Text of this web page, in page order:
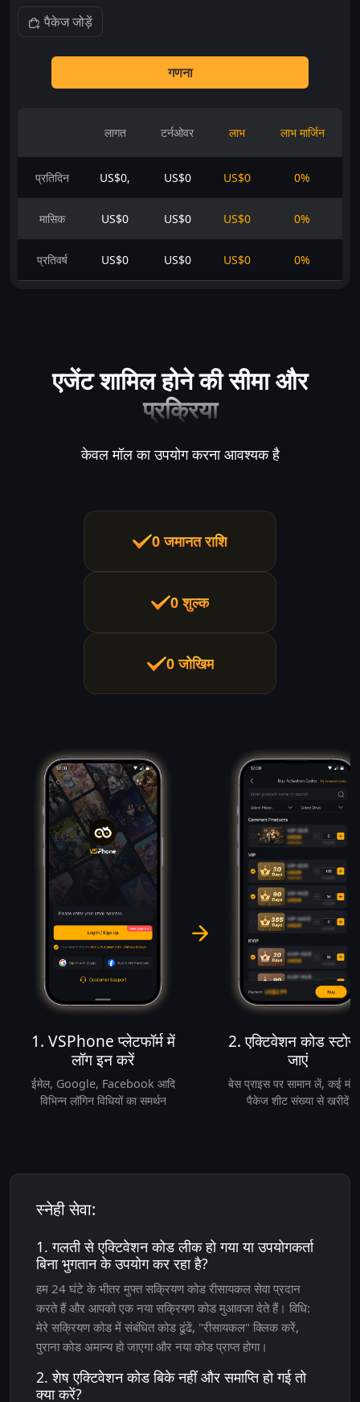
पैकेज जोड़ें
गणना
लागत टर्नओवर लाभ लाभ मार्जिन
प्रतिदिन US$0, US$0 US$0 0%
मासिक US$0 US$0 US$0 0%
प्रतिवर्ष US$0 US$0 US$0 0%
एजेंट शामिल होने की सीमा और
प्रक्रिया
केवल मॉल का उपयोग करना आवश्यक है
0 जमानत राशि
0 शुल्क
0 जोखिम
1. VSPhone प्लेटफॉर्म में
लॉग इन करें
ईमेल, Google, Facebook आदि
विभिन्न लॉगिन विधियों का समर्थन
2. एक्टिवेशन कोड स्टोर
जाएं
बेस प्राइस पर सामान लें, कई
पैकेज शीट संख्या से खरीदें
स्नेही सेवा:
1. गलती से एक्टिवेशन कोड लीक हो गया या उपयोगकर्ता
बिना भुगतान के उपयोग कर रहा है?
हम 24 घंटे के भीतर मुफ्त सक्रियण कोड रीसायकल सेवा प्रदान
करते हैं और आपको एक नया सक्रियण कोड मुआवजा देते हैं। विधि:
मेरे सक्रियण कोड में संबंधित कोड ढूंढें, "रीसायकल" क्लिक करें,
पुराना कोड अमान्य हो जाएगा और नया कोड प्राप्त होगा।
2. शेष एक्टिवेशन कोड बिके नहीं और समाप्ति हो गई तो
क्या करें?